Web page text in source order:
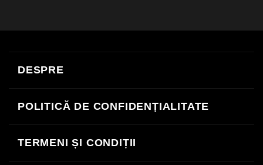
On
DESPRE
POLITICĂ DE CONFIDENȚIALITATE
TERMENI ȘI CONDIȚII